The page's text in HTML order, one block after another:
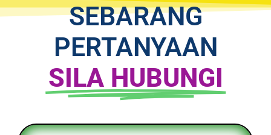
SEBARANG
PERTANYAAN
SILA HUBUNGI